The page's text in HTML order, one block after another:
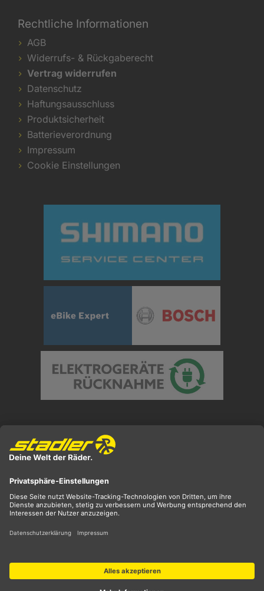
Rechtliche Informationen
AGB
Widerrufs- & Rückgaberecht
Vertrag widerrufen
Datenschutz
Haftungsausschluss
Produktsicherheit
Batterieverordnung
Impressum
Cookie Einstellungen
** ehemaliger UVP